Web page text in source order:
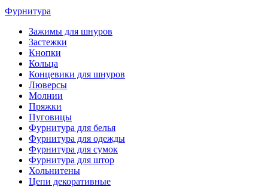
Фурнитура
Зажимы для шнуров
Застежки
Кнопки
Кольца
Концевики для шнуров
Люверсы
Молнии
Пряжки
Пуговицы
Фурнитура для белья
Фурнитура для одежды
Фурнитура для сумок
Фурнитура для штор
Хольнитены
Цепи декоративные